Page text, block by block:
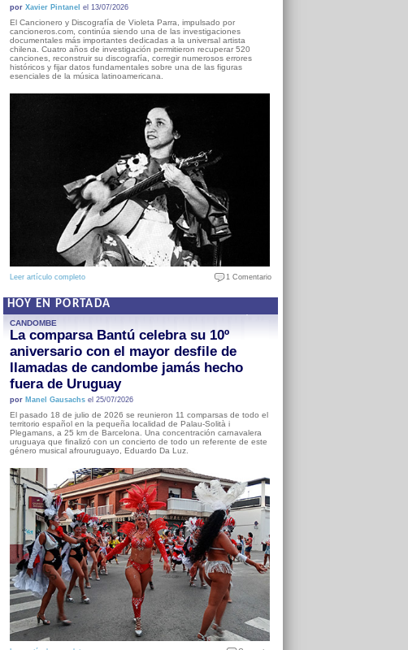
por Xavier Pintanel el 13/07/2026
El Cancionero y Discografía de Violeta Parra, impulsado por
cancioneros.com, continúa siendo una de las investigaciones
documentales más importantes dedicadas a la universal artista
chilena. Cuatro años de investigación permitieron recuperar 520
canciones, reconstruir su discografía, corregir numerosos errores
históricos y fijar datos fundamentales sobre una de las figuras
esenciales de la música latinoamericana.
Leer artículo completo 1 Comentario
HOY EN PORTADA
CANDOMBE
La comparsa Bantú celebra su 10º
aniversario con el mayor desfile de
llamadas de candombe jamás hecho
fuera de Uruguay
por Manel Gausachsel 25/07/2026
El pasado 18 de julio de 2026 se reunieron 11 comparsas de todo el
territorio español en la pequeña localidad de Palau-Solità i
Plegamans, a 25 km de Barcelona. Una concentración carnavalera
uruguaya que finalizó con un concierto de todo un referente de este
género musical afrouruguayo, Eduardo Da Luz.